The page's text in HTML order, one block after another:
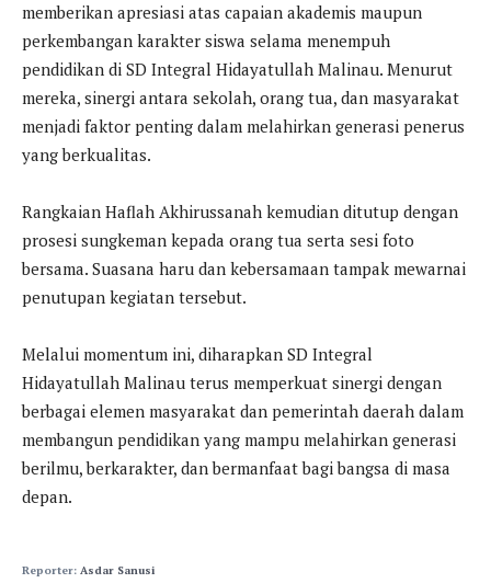
memberikan apresiasi atas capaian akademis maupun
perkembangan karakter siswa selama menempuh
pendidikan di SD Integral Hidayatullah Malinau. Menurut
mereka, sinergi antara sekolah, orang tua, dan masyarakat
menjadi faktor penting dalam melahirkan generasi penerus
yang berkualitas.
Rangkaian Haflah Akhirussanah kemudian ditutup dengan
prosesi sungkeman kepada orang tua serta sesi foto
bersama. Suasana haru dan kebersamaan tampak mewarnai
penutupan kegiatan tersebut.
Melalui momentum ini, diharapkan SD Integral
Hidayatullah Malinau terus memperkuat sinergi dengan
berbagai elemen masyarakat dan pemerintah daerah dalam
membangun pendidikan yang mampu melahirkan generasi
berilmu, berkarakter, dan bermanfaat bagi bangsa di masa
depan.
Reporter: Asdar Sanusi